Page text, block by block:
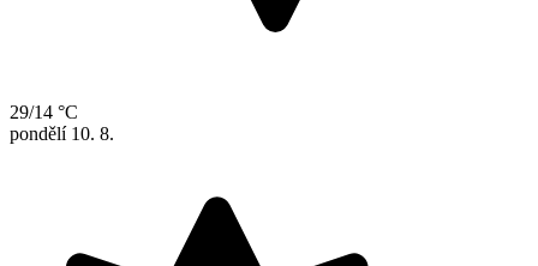
29/14 °C
pondělí 10. 8.